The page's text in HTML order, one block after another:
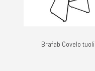
Brafab Covelo tuoli